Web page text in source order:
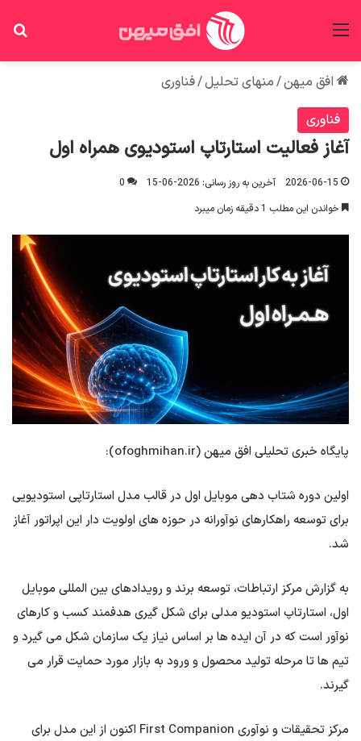
افق میهن/منهای تحلیل/فناوری
فناوری
آغاز فعالیت استارتاپ استودیوی همراه اول
2026-06-15 آخرین به روز رسانی: 2026-06-15
0
خواندن این مطلب 1 دقیقه زمان میبرد
پایگاه خبری تحلیلی افق میهن (ofoghmihan.ir):
اولین دوره شتاب دهی موبایل اول در قالب مدل استارتاپی استودیویی
برای توسعه راهکارهای نوآورانه در حوزه های اولویت دار این اپراتور آغاز
شد.
به گزارش مرکز ارتباطات، توسعه برند و رویدادهای بین المللی موبایل
اول، استارتاپ استودیو مدلی برای شکل گیری هدفمند کسب و کارهای
نوآور است که در آن ایده ها بر اساس نیاز یک سازمان شکل می گیرد و
تیم ها تا مرحله تولید محصول و ورود به بازار مورد حمایت قرار می
گیرند.
مرکز تحقیقات و نوآوری First Companion اکنون از این مدل برای